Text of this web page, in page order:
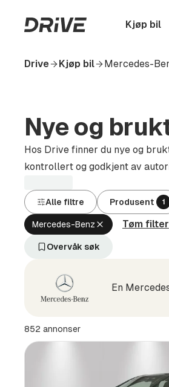
hovedinnhold
Startside Kjøp bil
Drive Kjøp bil Mercedes-
Nye og
Hos Drive finner du nye og
kontrollert og godkjent av
Alle filtre Produsent 1
Mercedes-Benz Fjern
aktivt
Tøm filter
Overvåk søk
852 annonser